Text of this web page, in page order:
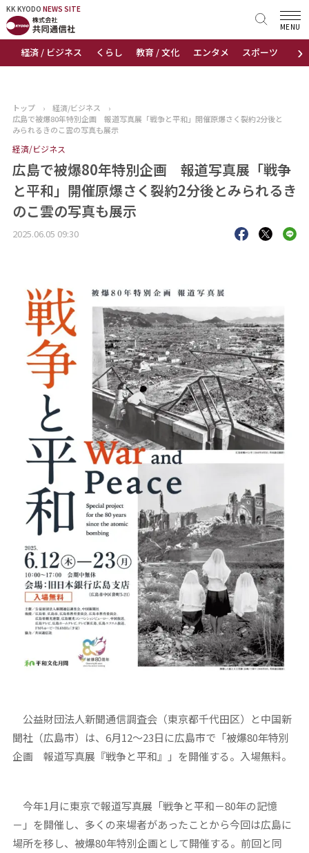
KK KYODO NEWS SITE
›
経済 / ビジネス くらし 教育 / 文化 エンタメ スポーツ 地域
MENU
KK KYODONEWS SITE
トップページ
ニュース
おすすめコンテンツ
出版物
会社概要
トップ › 経済/ビジネス
›
広島で被爆80年特別企画 報道写真展「戦争と平和」開催原爆さく裂約2分後と
みられるきのこ雲の写真も展示
経済/ビジネス
広島で被爆80年特別企画 報道写真展「戦争
と平和」開催原爆さく裂約2分後とみられるき
のこ雲の写真も展示
2025.06.05 09:30
公益財団法人新聞通信調査会（東京都千代田区）と中国新
聞社（広島市）は、6月12～23日に広島市で「被爆80年特別
企画 報道写真展『戦争と平和』」を開催する。入場無料。
今年1月に東京で報道写真展「戦争と平和－80年の記憶
－」を開催し、多くの来場者があったことから今回は広島に
場所を移し、被爆80年特別企画として開催する。前回と同